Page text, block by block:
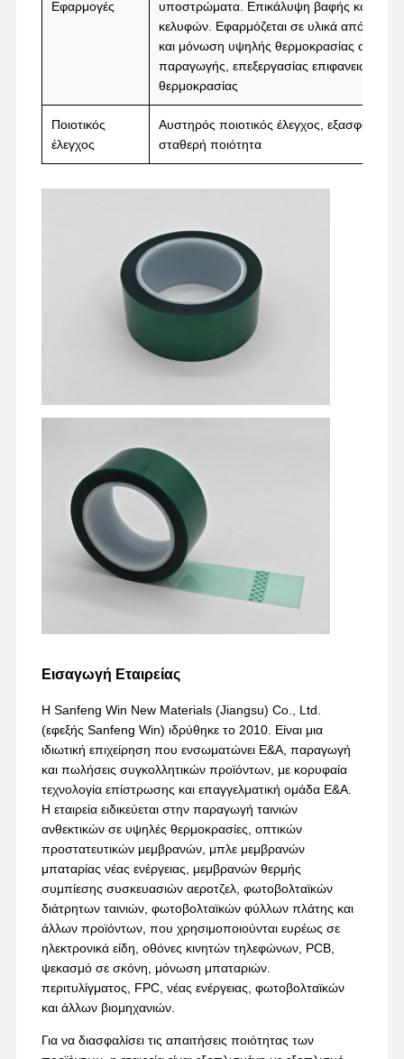
Εφαρμογές
υποστρώματα. Επικάλυψη βαφής και
κελυφών. Εφαρμόζεται σε υλικά από
και μόνωση υψηλής θερμοκρασίας σε
παραγωγής, επεξεργασίας επιφανειών και
θερμοκρασίας
Ποιοτικός
έλεγχος
Αυστηρός ποιοτικός έλεγχος,
σταθερή ποιότητα
Εισαγωγή Εταιρείας
Η Sanfeng Win New Materials (Jiangsu) Co., Ltd.
(εφεξής Sanfeng Win) ιδρύθηκε το 2010. Είναι μια
ιδιωτική επιχείρηση που ενσωματώνει Ε&Α, παραγωγή
και πωλήσεις συγκολλητικών προϊόντων, με κορυφαία
τεχνολογία επίστρωσης και επαγγελματική ομάδα Ε&Α.
Η εταιρεία ειδικεύεται στην παραγωγή ταινιών
ανθεκτικών σε υψηλές θερμοκρασίες, οπτικών
προστατευτικών μεμβρανών, μπλε μεμβρανών
μπαταρίας νέας ενέργειας, μεμβρανών θερμής
συμπίεσης συσκευασιών αεροτζελ, φωτοβολταϊκών
διάτρητων ταινιών, φωτοβολταϊκών φύλλων πλάτης και
άλλων προϊόντων, που χρησιμοποιούνται ευρέως σε
ηλεκτρονικά είδη, οθόνες κινητών τηλεφώνων, PCB,
ψεκασμό σε σκόνη, μόνωση μπαταριών.
περιτυλίγματος, FPC, νέας ενέργειας, φωτοβολταϊκών
και άλλων βιομηχανιών.
Για να διασφαλίσει τις απαιτήσεις ποιότητας των